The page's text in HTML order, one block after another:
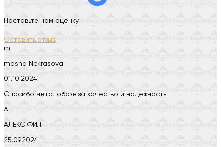
Поставьте нам оценку
Оставить отзыв
m
masha Nekrasova
01.10.2024
Спасибо металобазе за качество и надёжность
А
АЛЕКС ФИЛ
25.09.2024